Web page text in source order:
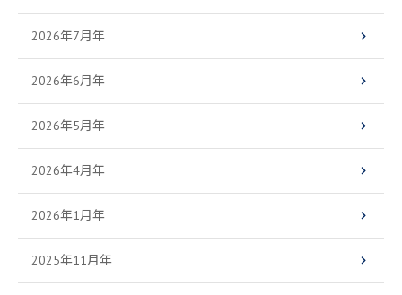
2026年7月年
2026年6月年
2026年5月年
2026年4月年
2026年1月年
2025年11月年